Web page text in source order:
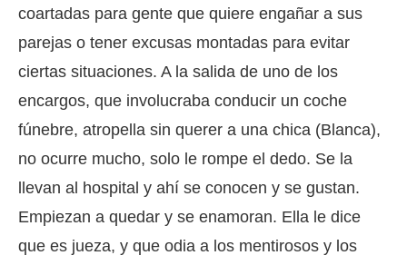
coartadas para gente que quiere engañar a sus
parejas o tener excusas montadas para evitar
ciertas situaciones. A la salida de uno de los
encargos, que involucraba conducir un coche
fúnebre, atropella sin querer a una chica (Blanca),
no ocurre mucho, solo le rompe el dedo. Se la
llevan al hospital y ahí se conocen y se gustan.
Empiezan a quedar y se enamoran. Ella le dice
que es jueza, y que odia a los mentirosos y los